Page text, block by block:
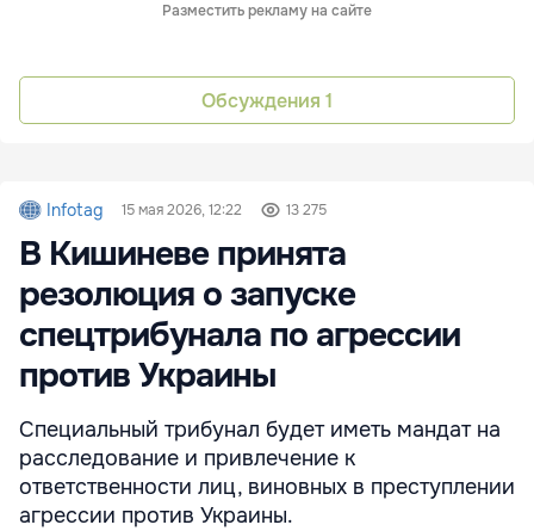
Разместить рекламу на сайте
Обсуждения 1
Infotag 15 мая 2026, 12:22 13 275
В Кишиневе принята
резолюция о запуске
спецтрибунала по агрессии
против Украины
Специальный трибунал будет иметь мандат на
расследование и привлечение к
ответственности лиц, виновных в преступлении
агрессии против Украины.